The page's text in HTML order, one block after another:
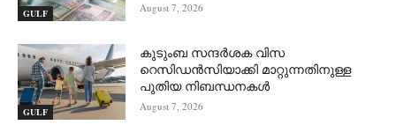
GULF August 7, 2026
GULF
കുടുംബ സന്ദർശക വിസ
റെസിഡൻസിയാക്കി മാറ്റുന്നതിനുള്ള
പുതിയ നിബന്ധനകൾ
August 7, 2026